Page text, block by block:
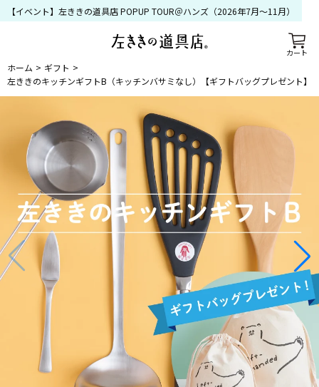
カート
【イベント】左ききの道具店 POPUP TOUR＠ハンズ（2026年7月〜11月）
ホーム
ギフト
左ききのキッチンギフトB（キッチンバサミなし）【ギフトバッグプレゼント】